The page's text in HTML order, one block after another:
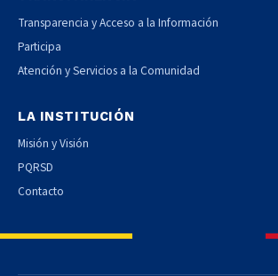
Transparencia y Acceso a la Información
Participa
Atención y Servicios a la Comunidad
LA INSTITUCIÓN
Misión y Visión
PQRSD
Contacto